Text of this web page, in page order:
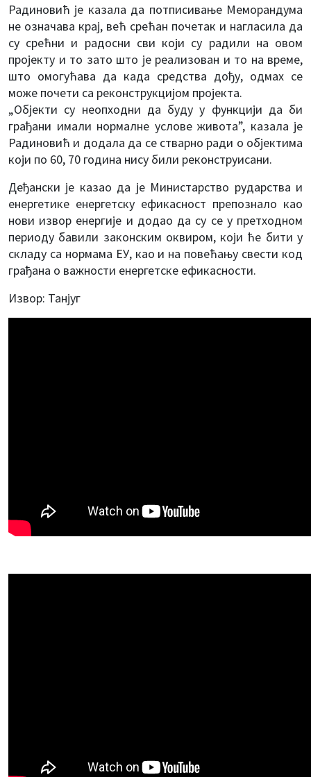
Радиновић је казала да потписивање Меморандума
не означава крај, већ срећан почетак и нагласила да
су срећни и радосни сви који су радили на овом
пројекту и то зато што је реализован и то на време,
што омогућава да када средства дођу, одмах се
може почети са реконструкцијом пројекта.
„Објекти су неопходни да буду у функцији да би
грађани имали нормалне услове живота”, казала је
Радиновић и додала да се стварно ради о објектима
који по 60, 70 година нису били реконструисани.
Деђански је казао да је Министарство рударства и
енергетике енергетску ефикасност препознало као
нови извор енергије и додао да су се у претходном
периоду бавили законским оквиром, који ће бити у
складу са нормама ЕУ, као и на повећању свести код
грађана о важности енергетске ефикасности.
Извор: Танјуг